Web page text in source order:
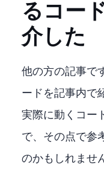
るコー
介した
他の方の記事ですが、
ードを記事内で
実際に動くコー
で、その点で参
のかもしれませ